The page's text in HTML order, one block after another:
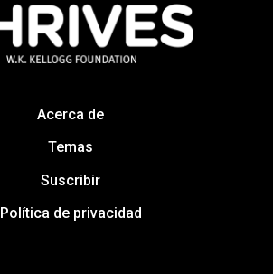
Acerca de
Temas
Suscribir
Política de privacidad